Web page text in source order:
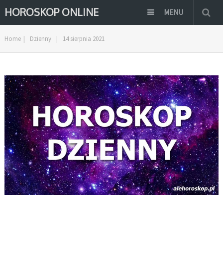
HOROSKOP ONLINE MENU
Home | Dzienny | 14 sierpnia 2021